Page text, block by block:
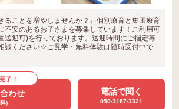
ることを増やしませんか？』個別療育と集団療育
不安のあるお子さまを募集しています！ご利用可
送迎可)を行っております。送迎時間にご指定等
談ください☆ご見学・無料体験は随時受付中で
了！
わせ
)
電話で聞く
050-3187-3321